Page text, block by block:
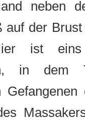
auf der
Hier ist
in
des